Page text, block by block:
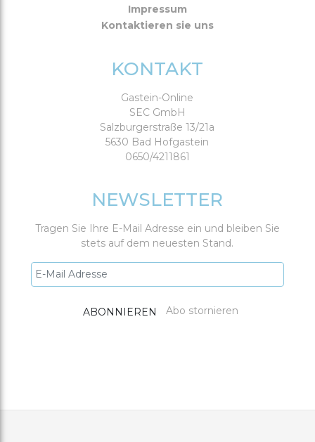
Impressum
Kontaktieren sie uns
KONTAKT
Gastein-Online
SEC GmbH
Salzburgerstraße 13/21a
5630 Bad Hofgastein
0650/4211861
NEWSLETTER
Tragen Sie Ihre E-Mail Adresse ein und bleiben Sie
stets auf dem neuesten Stand.
Abo stornieren